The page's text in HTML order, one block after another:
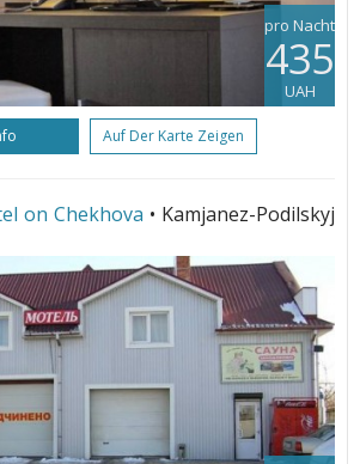
pro Nacht
435
UAH
Auf Der Karte Zeigen
on Chekhova • Kamjanez-Podilskyj